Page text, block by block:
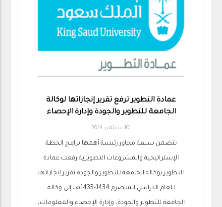
عمادة التطوير ترفع تقرير إنجازاتها لوكالة
الجامعة للتطوير والجودة وإدارة الإحصاء
10 سبتمبر 2014
يتضمن سبعة محاور رئيسة أهمها برامج الخطة
الإستراتيجية والمشروعات التطويرية رفعت عمادة
التطوير بوكالة الجامعة للتطوير والجودة تقرير إنجازاتها
للعام الدراسي المنصرم 1434-1435هـ، إلى وكالة
الجامعة للتطوير والجودة، وإدارة الإحصاء والمعلومات،